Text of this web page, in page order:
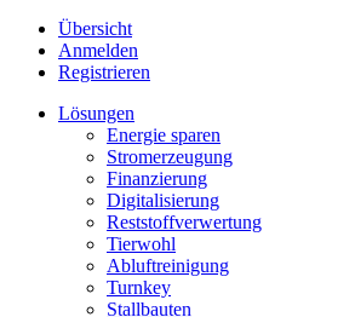
Übersicht
Anmelden
Registrieren
Lösungen
Energie sparen
Stromerzeugung
Finanzierung
Digitalisierung
Reststoffverwertung
Tierwohl
Abluftreinigung
Turnkey
Stallbauten